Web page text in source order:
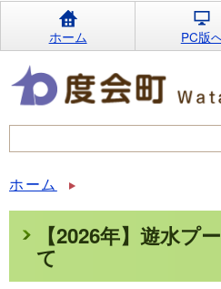
ホーム PC版
ホーム
【2026年】遊水プ
て